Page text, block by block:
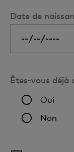
Date de
Êtes-vous déjà
Oui
Non